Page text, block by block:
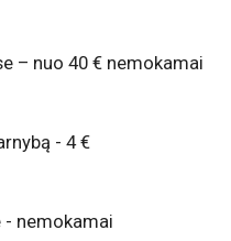
– nuo 40 € nemokamai
- 4 €
nemokamai